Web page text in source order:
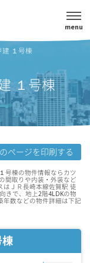
menu
１号棟
１号棟
ページを印刷する
号棟の物件情報ならカツ
間取りや内装・外装など
はＪＲ長崎本線佐賀駅 徒
きで、地上2階4LDKの物
年数などの物件詳細は下記